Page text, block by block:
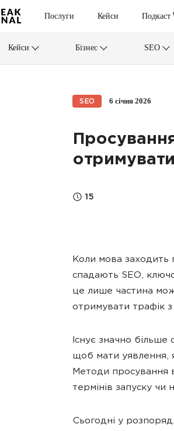
Послуги Кейси Подкаст
Кейси Бізнес SEO
SEO 6 січня 2026
15
Коли мова заходить
спадають SEO,
це лише частина
отримувати трафік
Існує значно
щоб мати уявлення,
Методи просування
термінів запуску чи
Сьогодні у